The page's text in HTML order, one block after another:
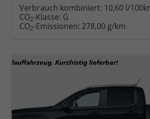
Verbrauch kombiniert: 10,60 l/
CO2-Klasse: G
CO2-Emissionen: 278,00 g/km